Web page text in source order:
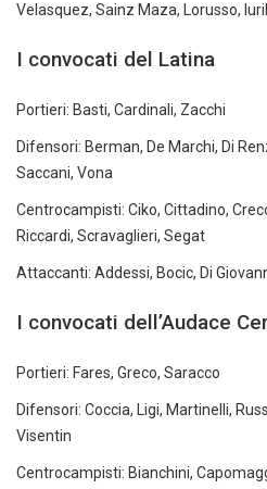
Velasquez, Sainz Maza, Lorusso,
I convocati del Latina
Portieri: Basti, Cardinali, Zacchi
Difensori: Berman, De Marchi, Di
Saccani, Vona
Centrocampisti: Ciko, Cittadino,
Riccardi, Scravaglieri, Segat
Attaccanti: Addessi, Bocic, Di
I convocati dell’Audace
Portieri: Fares, Greco, Saracco
Difensori: Coccia, Ligi, Martinelli,
Visentin
Centrocampisti: Bianchini,